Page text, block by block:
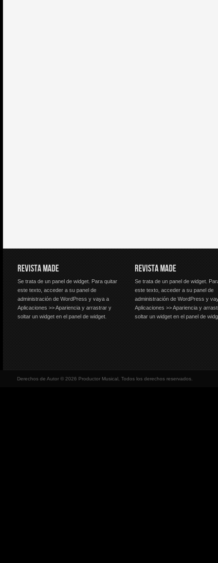
REVISTA MADE
Se trata de un panel de widget. Para quitar
este texto, acceder a su panel de
administración de WordPress y vaya a
Aplicaciones >> Apariencia y arrastrar y
soltar un widget en el panel de widget.
REVISTA MADE
Se trata de un panel de widget.
este texto, acceder a su panel de
administración de WordPress y
Aplicaciones >> Apariencia y
soltar un widget en el panel de
Derechos de Autor © 2026 Productor Musical, Todos los derechos reservados.